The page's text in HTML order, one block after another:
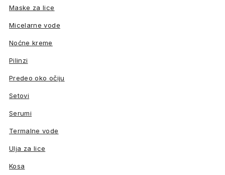
Maske za lice
Micelarne vode
Noćne kreme
Pilinzi
Predeo oko očiju
Setovi
Serumi
Termalne vode
Ulja za lice
Kosa